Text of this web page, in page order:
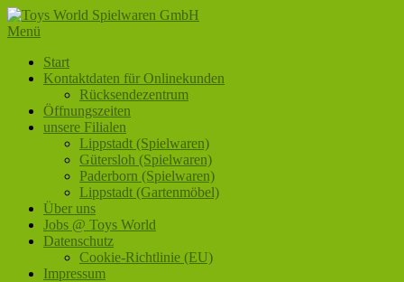
Zum
Inhalt
Menü
Primäres
Menü
Start
Kontaktdaten für Onlinekunden
Rücksendezentrum
Öffnungszeiten
unsere Filialen
Lippstadt (Spielwaren)
Gütersloh (Spielwaren)
Paderborn (Spielwaren)
Lippstadt (Gartenmöbel)
Über uns
Jobs @ Toys World
Datenschutz
Cookie-Richtlinie (EU)
Impressum